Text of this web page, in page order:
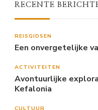
RECENTE
REISGIDSEN
Een onvergetelijke
ACTIVITEITEN
Avontuurlijke
Kefalonia
CULTUUR